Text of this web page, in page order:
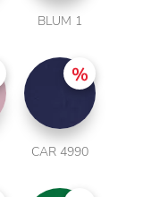
BLUM 1
CAR 4990